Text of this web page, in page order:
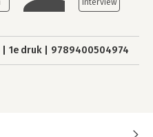
1e druk 9789400504974